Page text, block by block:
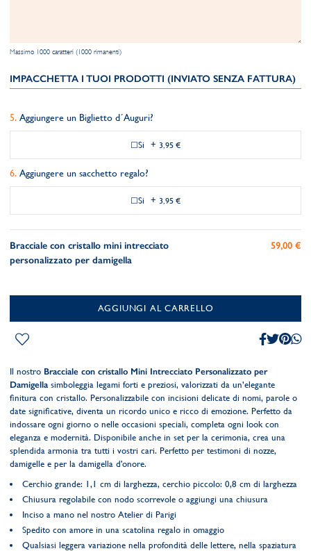
Massimo 1000 caratteri (1000 rimanenti)
IMPACCHETTA I TUOI PRODOTTI (INVIATO SENZA FATTURA)
Aggiungere un Biglietto d´Auguri?
Si + 3,95 €
Aggiungere un sacchetto regalo?
Si + 3,95 €
Bracciale con cristallo mini intrecciato
personalizzato per damigella
59,00 €
AGGIUNGI AL CARRELLO
Il nostro Bracciale con cristallo Mini Intrecciato Personalizzato per
Damigellasimboleggia legami forti e preziosi, valorizzati da un’elegante
finitura con cristallo. Personalizzabile con incisioni delicate di nomi, parole o
date significative, diventa un ricordo unico e ricco di emozione. Perfetto da
indossare ogni giorno o nelle occasioni speciali, completa ogni look con
eleganza e modernità. Disponibile anche in set per la cerimonia, crea una
splendida armonia tra tutti i vostri cari. Perfetto per testimoni di nozze,
damigelle e per la damigella d'onore.
Cerchio grande: 1,1 cm di larghezza, cerchio piccolo: 0,8 cm di larghezza
Chiusura regolabile con nodo scorrevole o aggiungi una chiusura
Inciso a mano nel nostro Atelier di Parigi
Spedito con amore in una scatolina regalo in omaggio
Qualsiasi leggera variazione nella profondità delle lettere, nella spaziatura